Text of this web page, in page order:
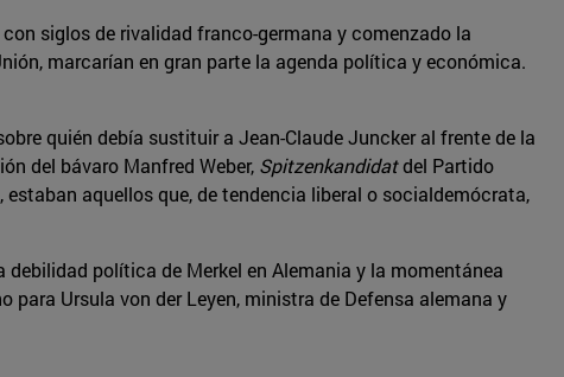
siglos de rivalidad franco-germana y comenzado la
marcarían en gran parte la agenda política y económica.
quién debía sustituir a Jean-Claude Juncker al frente de la
del bávaro Manfred Weber, Spitzenkandidatdel Partido
aquellos que, de tendencia liberal o socialdemócrata,
política de Merkel en Alemania y la momentánea
para Ursula von der Leyen, ministra de Defensa alemana y